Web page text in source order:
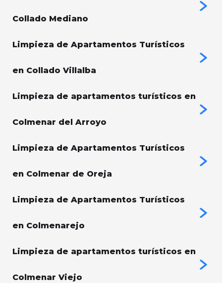
Collado Mediano
Limpieza de Apartamentos Turísticos
en Collado Villalba
Limpieza de apartamentos turísticos en
Colmenar del Arroyo
Limpieza de Apartamentos Turísticos
en Colmenar de Oreja
Limpieza de Apartamentos Turísticos
en Colmenarejo
Limpieza de apartamentos turísticos en
Colmenar Viejo